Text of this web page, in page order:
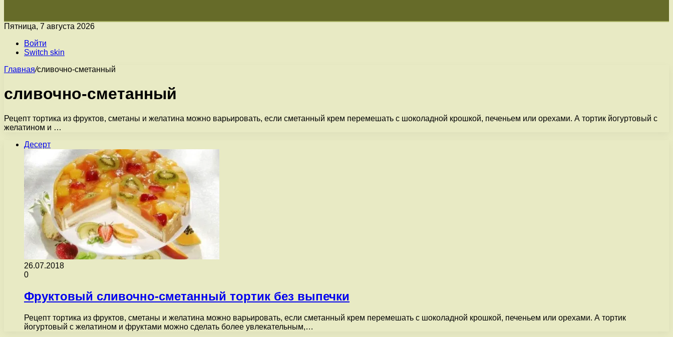
Пятница, 7 августа 2026
Войти
Switch skin
Главная/сливочно-сметанный
сливочно-сметанный
Рецепт тортика из фруктов, сметаны и желатина можно варьировать, если сметанный крем перемешать с шоколадной крошкой, печеньем или орехами. А тортик йогуртовый с
желатином и …
Десерт
26.07.2018
0
Фруктовый сливочно-сметанный тортик без выпечки
Рецепт тортика из фруктов, сметаны и желатина можно варьировать, если сметанный крем перемешать с шоколадной крошкой, печеньем или орехами. А тортик
йогуртовый с желатином и фруктами можно сделать более увлекательным,…